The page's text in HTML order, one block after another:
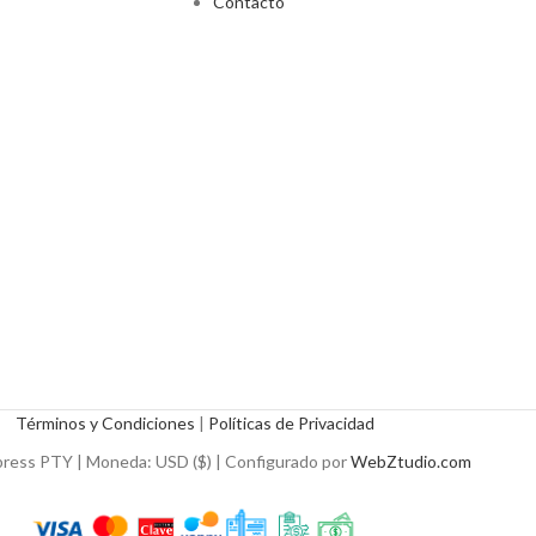
Términos y Condiciones | Políticas de Privacidad
PTY | Moneda: USD ($) | Configurado porWebZtudio.com